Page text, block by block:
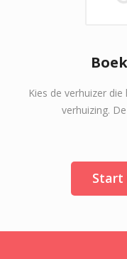
Kies de verhuizer
verhuizing.
Start